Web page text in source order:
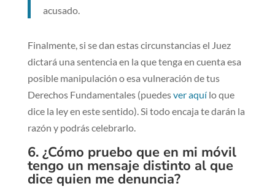
acusado.
Finalmente, si se dan estas circunstancias el Juez
dictará una sentencia en la que tenga en cuenta esa
posible manipulación o esa vulneración de tus
Derechos Fundamentales (puedesver aquílo que
dice la ley en este sentido). Si todo encaja te darán la
razón y podrás celebrarlo.
6. ¿Cómo pruebo que en mi móvil
tengo un mensaje distinto al que
dice quien me denuncia?